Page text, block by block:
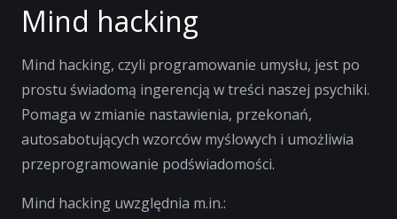
Mind hacking
Mind hacking, czyli programowanie umysłu, jest po
prostu świadomą ingerencją w treści naszej psychiki.
Pomaga w zmianie nastawienia, przekonań,
autosabotujących wzorców myślowych i umożliwia
przeprogramowanie podświadomości.
Mind hacking uwzględnia m.in.: